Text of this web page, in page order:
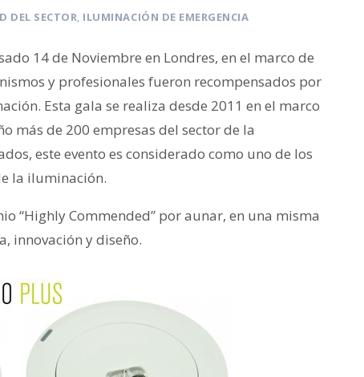
DEL SECTOR, ILUMINACIÓN DE EMERGENCIA
14 de Noviembre en Londres, en el marco de
y profesionales fueron recompensados por
Esta gala se realiza desde 2011 en el marco
más de 200 empresas del sector de la
este evento es considerado como uno de los
la iluminación.
“Highly Commended” por aunar, en una misma
innovación y diseño.